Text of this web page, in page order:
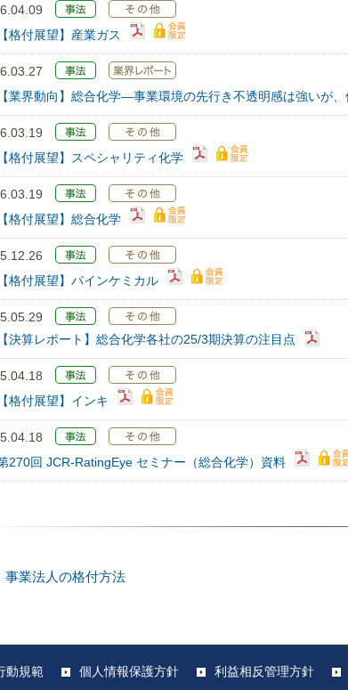
【格付展望】産業ガス
【業界動向】総合化学―事業環境の先行き不透明感は強いが
【格付展望】スペシャリティ化学
【格付展望】総合化学
【格付展望】パインケミカル
【決算レポート】総合化学各社の25/3期決算の注目点
【格付展望】インキ
270回 JCR‐RatingEye セミナー（総合化学）資料
事業法人の格付方法
動規範 個人情報保護方針 利益相反管理方針